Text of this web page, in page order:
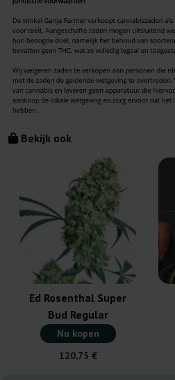
Bekijk ook
Ed Rosenthal Super
Bud Regular
Nu kopen
120,75 €